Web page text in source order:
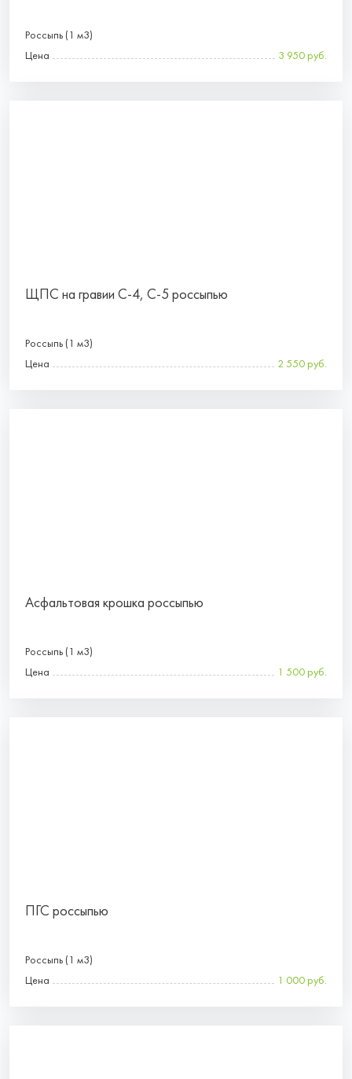
Россыпь (1 м3)
Цена
3 950 руб.
ЩПС на гравии С-4, С-5 россыпью
Россыпь (1 м3)
Цена
2 550 руб.
Асфальтовая крошка россыпью
Россыпь (1 м3)
Цена
1 500 руб.
ПГС россыпью
Россыпь (1 м3)
Цена
1 000 руб.